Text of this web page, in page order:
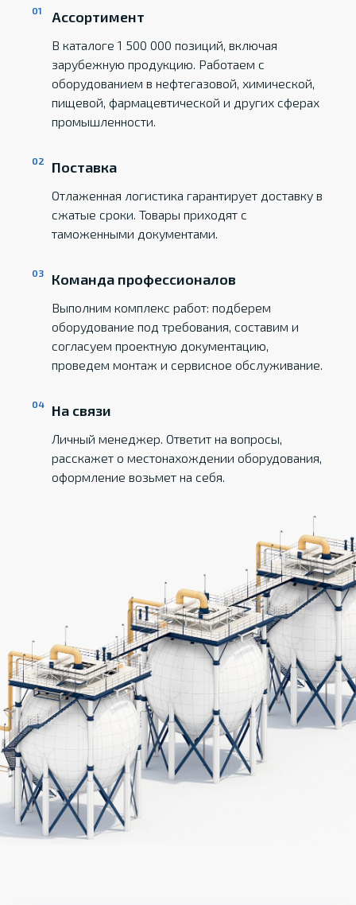
Ассортимент
В каталоге 1 500 000 позиций, включая
зарубежную продукцию. Работаем с
оборудованием в нефтегазовой, химической,
пищевой, фармацевтической и других сферах
промышленности.
Поставка
Отлаженная логистика гарантирует доставку в
сжатые сроки. Товары приходят с
таможенными документами.
Команда профессионалов
Выполним комплекс работ: подберем
оборудование под требования, составим и
согласуем проектную документацию,
проведем монтаж и сервисное обслуживание.
На связи
Личный менеджер. Ответит на вопросы,
расскажет о местонахождении оборудования,
оформление возьмет на себя.